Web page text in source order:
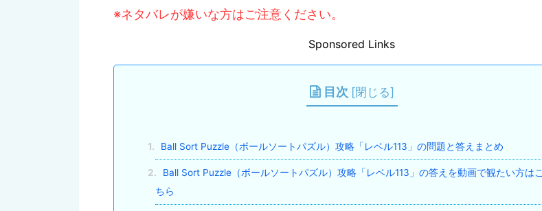
※ネタバレが嫌いな方はご注意ください。
Sponsored Links
目次 [閉じる]
1. Ball Sort Puzzle（ボールソートパズル）攻略「レベル113」の問題と答えまとめ
2.
Ball Sort Puzzle（ボールソートパズル）攻略「レベル113」の答えを動画で観たい方はこ
ちら